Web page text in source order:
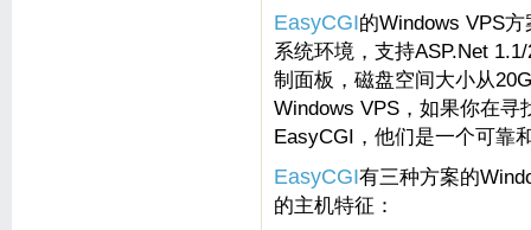
EasyCGI的Windows VPS
系统环境，支持ASP.Net
制面板，磁盘空间大小从
Windows VPS，如果你在寻
EasyCGI，他们是一个可靠
EasyCGI有三种方案的
的主机特征：